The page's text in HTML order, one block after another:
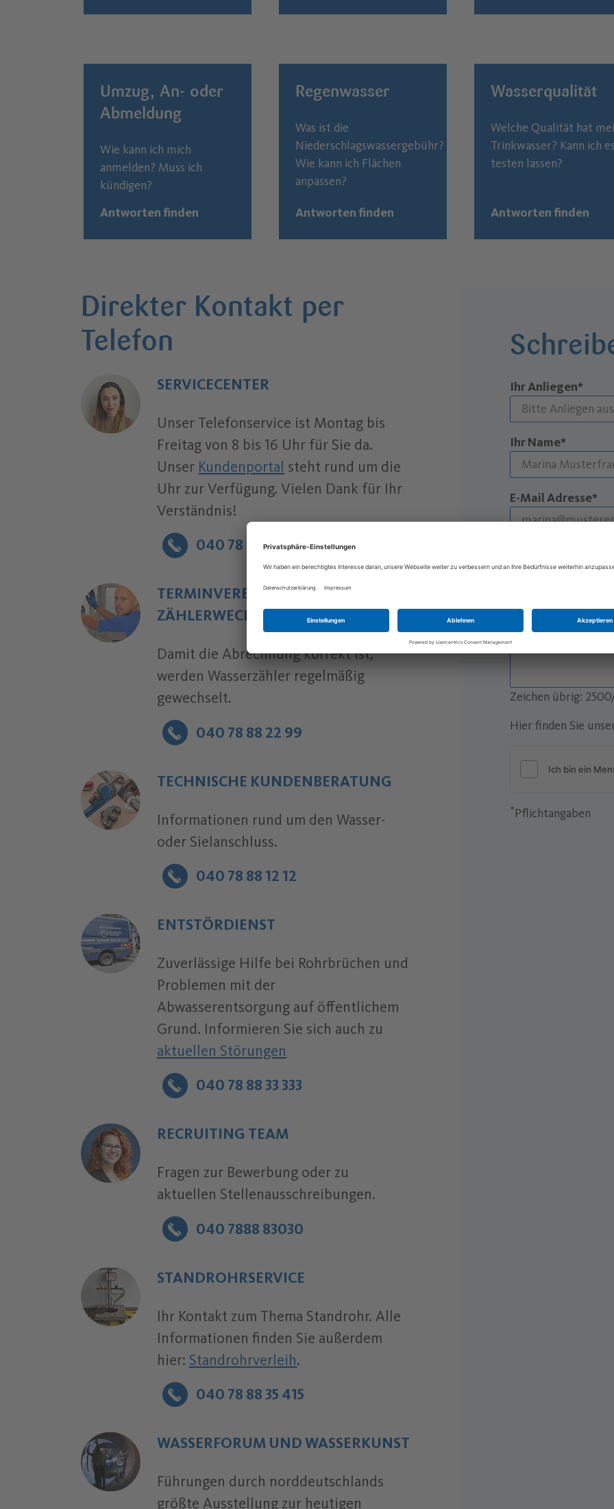
Umzug, An- oder
Abmeldung
Wie kann ich mich
anmelden? Muss ich
kündigen?
Antworten finden
Regenwasser
Was ist die
Niederschlagswassergebühr?
Wie kann ich Flächen
anpassen?
Antworten finden
Wasserqualität
Welche Qualität hat
Trinkwasser? Kann ich es
testen lassen?
Antworten finden
Ihr Anliegen*
Ihr Name*
E-Mail Adresse*
Ihre Nachricht*
Zeichen übrig:
Hier finden Sie
*Pflichtangaben
Direkter Kontakt per
Telefon
SERVICECENTER
Unser Telefonservice ist Montag bis
Freitag von 8 bis 16 Uhr für Sie da.
Unser Kundenportal steht rund um die
Uhr zur Verfügung. Vielen Dank für Ihr
Verständnis!
Telefonnummer:
040 78 88 22 22
TERMINVEREINBARUNG
ZÄHLERWECHSEL
Damit die Abrechnung korrekt ist,
werden Wasserzähler regelmäßig
gewechselt.
Telefonnummer:
040 78 88 22 99
TECHNISCHE KUNDENBERATUNG
Informationen rund um den Wasser-
oder Sielanschluss.
Telefonnummer:
040 78 88 12 12
ENTSTÖRDIENST
Zuverlässige Hilfe bei Rohrbrüchen und
Problemen mit der
Abwasserentsorgung auf öffentlichem
Grund. Informieren Sie sich auch zu
aktuellen Störungen
Telefonnummer:
040 78 88 33 333
RECRUITING TEAM
Fragen zur Bewerbung oder zu
aktuellen Stellenausschreibungen.
Telefonnummer:
040 7888 83030
STANDROHRSERVICE
Ihr Kontakt zum Thema Standrohr. Alle
Informationen finden Sie außerdem
hier: Standrohrverleih.
Telefonnummer:
040 78 88 35 415
WASSERFORUM UND WASSERKUNST
Führungen durch norddeutschlands
größte Ausstellung zur heutigen